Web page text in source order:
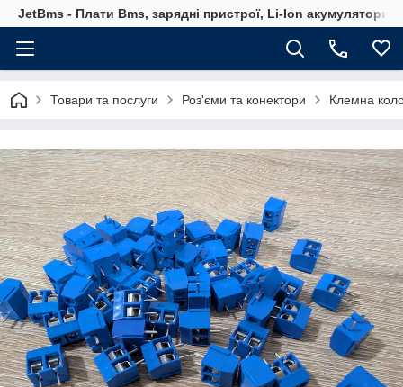
JetBms - Плати Bms, зарядні пристрої, Li-Ion акумулятори
Товари та послуги Роз'єми та конектори Клемна